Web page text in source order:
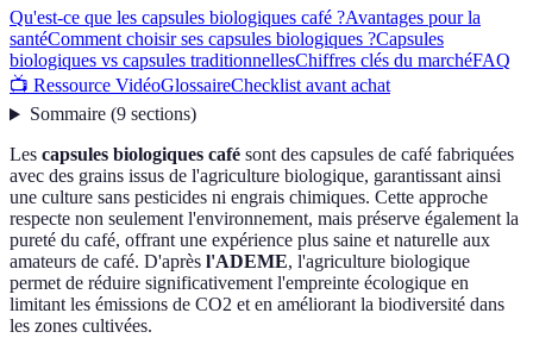
Qu'est-ce que les capsules biologiques café ?Avantages pour la
santéComment choisir ses capsules biologiques ?Capsules
biologiques vs capsules traditionnellesChiffres clés du marchéFAQ
📺 Ressource VidéoGlossaireChecklist avant achat
Sommaire(9 sections)
Les capsules biologiques café sont des capsules de café fabriquées
avec des grains issus de l'agriculture biologique, garantissant ainsi
une culture sans pesticides ni engrais chimiques. Cette approche
respecte non seulement l'environnement, mais préserve également la
pureté du café, offrant une expérience plus saine et naturelle aux
amateurs de café. D'après l'ADEME, l'agriculture biologique
permet de réduire significativement l'empreinte écologique en
limitant les émissions de CO2 et en améliorant la biodiversité dans
les zones cultivées.